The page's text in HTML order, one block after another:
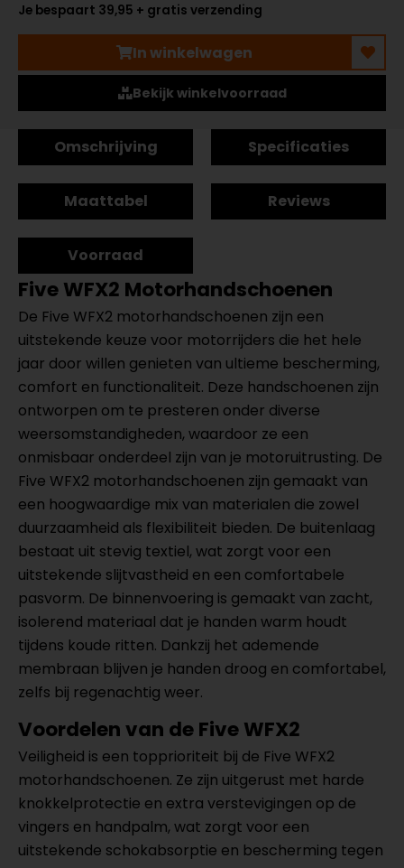
Je bespaart 39,95 + gratis verzending
In winkelwagen
Bekijk winkelvoorraad
Omschrijving Specificaties
Maattabel Reviews
Voorraad
Five WFX2 Motorhandschoenen
De Five WFX2 motorhandschoenen zijn een
uitstekende keuze voor motorrijders die het hele
jaar door willen genieten van ultieme bescherming,
comfort en functionaliteit. Deze handschoenen zijn
ontworpen om te presteren onder diverse
weersomstandigheden, waardoor ze een
onmisbaar onderdeel zijn van je motoruitrusting. De
Five WFX2 motorhandschoenen zijn gemaakt van
een hoogwaardige mix van materialen die zowel
duurzaamheid als flexibiliteit bieden. De buitenlaag
bestaat uit stevig textiel, wat zorgt voor een
uitstekende slijtvastheid en een comfortabele
pasvorm. De binnenvoering is gemaakt van zacht,
isolerend materiaal dat je handen warm houdt
tijdens koude ritten. Dankzij het ademende
membraan blijven je handen droog en comfortabel,
zelfs bij regenachtig weer.
Voordelen van de Five WFX2
Veiligheid is een topprioriteit bij de Five WFX2
motorhandschoenen. Ze zijn uitgerust met harde
knokkelprotectie en extra verstevigingen op de
vingers en handpalm, wat zorgt voor een
uitstekende schokabsorptie en bescherming tegen